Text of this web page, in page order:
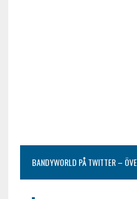
BANDYWORLD PÅ TWITTER –